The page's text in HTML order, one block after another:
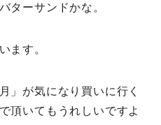
ターサンドかな。
ます。
」が気になり買いに行く
頂いてもうれしいですよ